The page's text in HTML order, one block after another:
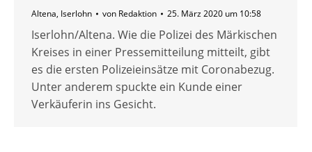
Altena, Iserlohn von Redaktion 25. März 2020 um 10:58
Iserlohn/Altena. Wie die Polizei des Märkischen
Kreises in einer Pressemitteilung mitteilt, gibt
es die ersten Polizeieinsätze mit Coronabezug.
Unter anderem spuckte ein Kunde einer
Verkäuferin ins Gesicht.